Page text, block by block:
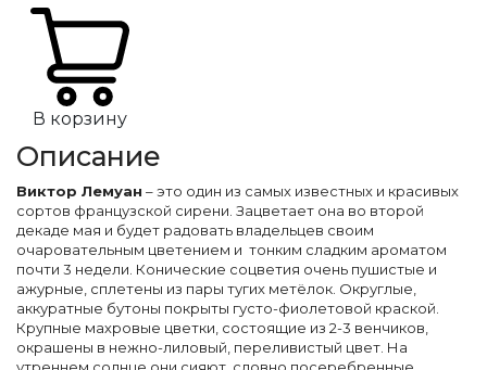
В корзину
Описание
Виктор Лемуан – это один из самых известных и красивых
сортов французской сирени. Зацветает она во второй
декаде мая и будет радовать владельцев своим
очаровательным цветением и тонким сладким ароматом
почти 3 недели. Конические соцветия очень пушистые и
ажурные, сплетены из пары тугих метёлок. Округлые,
аккуратные бутоны покрыты густо-фиолетовой краской.
Крупные махровые цветки, состоящие из 2-3 венчиков,
окрашены в нежно-лиловый, переливистый цвет. На